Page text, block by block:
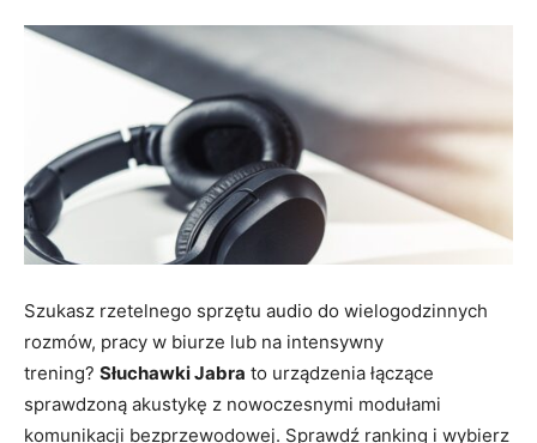
Szukasz rzetelnego sprzętu audio do wielogodzinnych
rozmów, pracy w biurze lub na intensywny
trening? Słuchawki Jabra to urządzenia łączące
sprawdzoną akustykę z nowoczesnymi modułami
komunikacji bezprzewodowej. Sprawdź ranking i wybierz